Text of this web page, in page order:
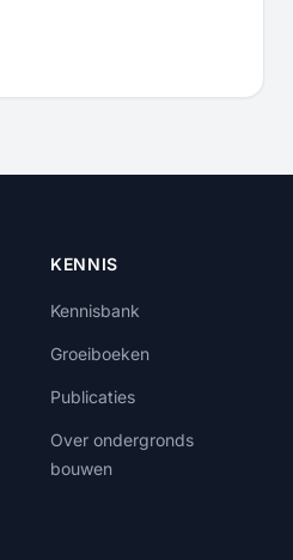
KENNIS
Kennisbank
Groeiboeken
Publicaties
Over ondergronds
bouwen